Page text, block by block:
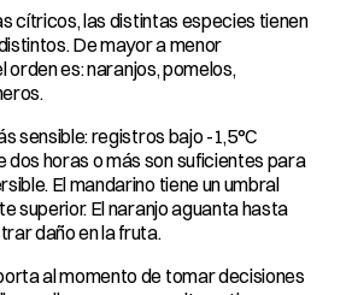
cítricos, las distintas especies tienen
De mayor a menor
orden es: naranjos, pomelos,
sensible: registros bajo -1,5°C
horas o más son suficientes para
El mandarino tiene un umbral
superior. El naranjo aguanta hasta
daño en la fruta.
al momento de tomar decisiones